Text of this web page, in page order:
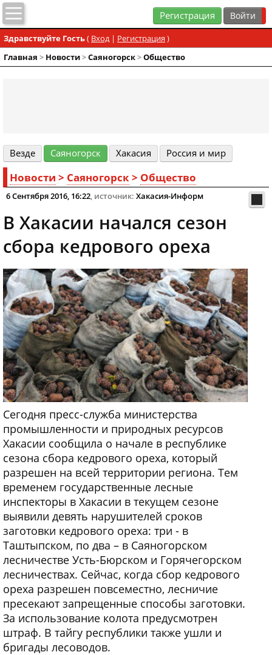
Регистрация
Здравствуйте Гость( Вход| Регистрация )
Главная > Новости>Cаяногорск>Общество
Везде Cаяногорск Хакасия Россия и мир
Новости > Cаяногорск> Общество
6 Сентября 2016, 16:22, источник: Хакасия-Информ
В Хакасии начался сезон
сбора кедрового ореха
Сегодня пресс-служба министерства
промышленности и природных ресурсов
Хакасии сообщила о начале в республике
сезона сбора кедрового ореха, который
разрешен на всей территории региона. Тем
временем государственные лесные
инспекторы в Хакасии в текущем сезоне
выявили девять нарушителей сроков
заготовки кедрового ореха: три - в
Таштыпском, по два – в Саяногорском
лесничестве Усть-Бюрском и Горячегорском
лесничествах. Сейчас, когда сбор кедрового
ореха разрешен повсеместно, лесничие
пресекают запрещенные способы заготовки.
За использование колота предусмотрен
штраф. В тайгу республики также ушли и
бригады лесоводов.